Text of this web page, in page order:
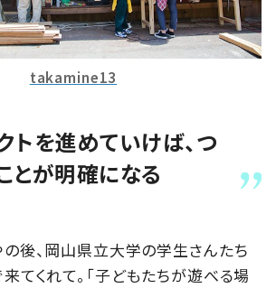
takamine13
トを進めていけば、つ
とが明確になる
後、岡山県立大学の学生さんたち
てくれて。「子どもたちが遊べる場